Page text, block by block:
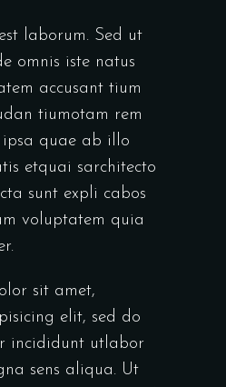
laborum. Sed ut
omnis iste natus
accusant tium
tiumotam rem
quae ab illo
etquai sarchitecto
sunt expli cabos
voluptatem quia
sit amet,
elit, sed do
incididunt utlabor
sens aliqua. Ut